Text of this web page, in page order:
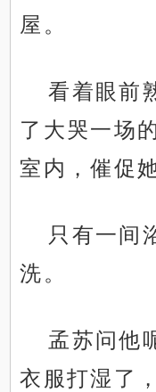
屋。
看着眼前
了大哭一场
室内，催促
只有一间
洗。
孟苏问他
衣服打湿了